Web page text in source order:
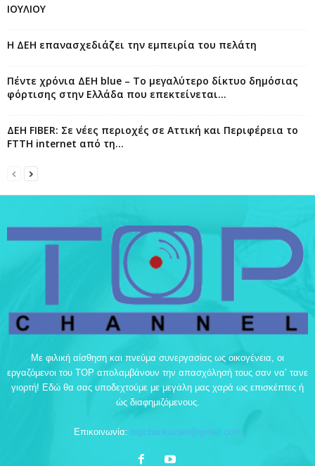
ΙΟΥΛΙΟΥ
Η ΔΕΗ επανασχεδιάζει την εμπειρία του πελάτη
Πέντε χρόνια ΔΕΗ blue – Το μεγαλύτερο δίκτυο δημόσιας
φόρτισης στην Ελλάδα που επεκτείνεται...
ΔΕΗ FIBER: Σε νέες περιοχές σε Αττική και Περιφέρεια το
FTTH internet από τη...
Με φιλική αίσθηση και πνεύμα συνεργασίας ως οικογένεια, οι
εργαζόμενοι του TOP απολαμβάνουν την απασχόλησή τους σαν να’ τανε
γιορτή! Εδώ θα σας υποδεχτούμε με μεγάλη μας χαρά ως επισκέπτες ή
ώς διαφημιζόμενους.
Επικοινωνία: topchankozani@gmail.com